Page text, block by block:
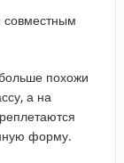
похожи
а на
форму.